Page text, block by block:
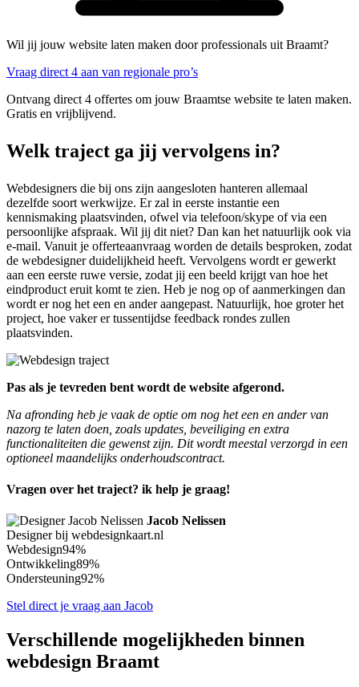
Wil jij jouw website laten maken door professionals uit Braamt?
Vraag direct 4 aan van regionale pro’s
Ontvang direct 4 offertes om jouw Braamtse website te laten maken.
Gratis en vrijblijvend.
Welk traject ga jij vervolgens in?
Webdesigners die bij ons zijn aangesloten hanteren allemaal
dezelfde soort werkwijze. Er zal in eerste instantie een
kennismaking plaatsvinden, ofwel via telefoon/skype of via een
persoonlijke afspraak. Wil jij dit niet? Dan kan het natuurlijk ook via
e-mail. Vanuit je offerteaanvraag worden de details besproken, zodat
de webdesigner duidelijkheid heeft. Vervolgens wordt er gewerkt
aan een eerste ruwe versie, zodat jij een beeld krijgt van hoe het
eindproduct eruit komt te zien. Heb je nog op of aanmerkingen dan
wordt er nog het een en ander aangepast. Natuurlijk, hoe groter het
project, hoe vaker er tussentijdse feedback rondes zullen
plaatsvinden.
Pas als je tevreden bent wordt de website afgerond.
Na afronding heb je vaak de optie om nog het een en ander van
nazorg te laten doen, zoals updates, beveiliging en extra
functionaliteiten die gewenst zijn. Dit wordt meestal verzorgd in een
optioneel maandelijks onderhoudscontract.
Vragen over het traject? ik help je graag!
Jacob Nelissen
Designer bij webdesignkaart.nl
Webdesign94%
Ontwikkeling89%
Ondersteuning92%
Stel direct je vraag aan Jacob
Verschillende mogelijkheden binnen
webdesign Braamt